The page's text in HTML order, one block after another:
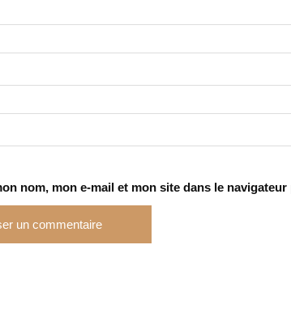
nom, mon e-mail et mon site dans le